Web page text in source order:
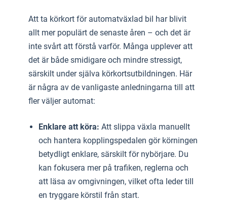
Att ta körkort för automatväxlad bil har blivit
allt mer populärt de senaste åren – och det är
inte svårt att förstå varför. Många upplever att
det är både smidigare och mindre stressigt,
särskilt under själva körkortsutbildningen. Här
är några av de vanligaste anledningarna till att
fler väljer automat:
Enklare att köra: Att slippa växla manuellt
och hantera kopplingspedalen gör körningen
betydligt enklare, särskilt för nybörjare. Du
kan fokusera mer på trafiken, reglerna och
att läsa av omgivningen, vilket ofta leder till
en tryggare körstil från start.